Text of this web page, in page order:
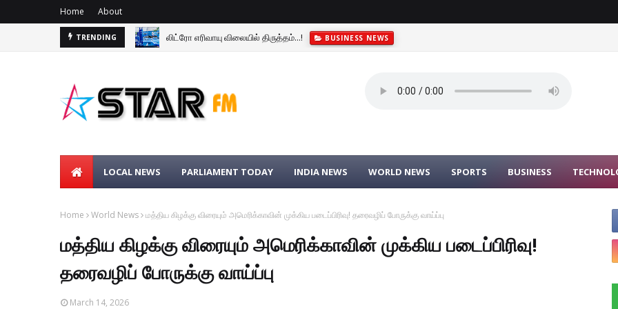
Home About
TRENDING லிட்ரோ எரிவாயு விலையில் திருத்தம்...! BUSINESS NEWS
LOCAL NEWS PARLIAMENT TODAY INDIA NEWS WORLD NEWS SPORTS BUSINESS
Home World News மத்திய கிழக்கு விரையும் அமெரிக்காவின் முக்கிய படைப்பிரிவு! தரைவழிப் போருக்கு வாய்ப்பு
மத்திய கிழக்கு விரையும் அமெரிக்காவின் முக்கிய படைப்பிரிவு!
தரைவழிப் போருக்கு வாய்ப்பு
March 14, 2026